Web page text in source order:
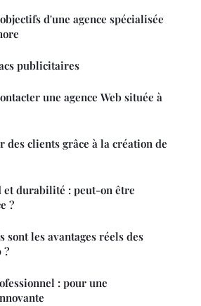
d'une agence spécialisée
publicitaires
une agence Web située à
des clients grâce à la création de
et durabilité : peut-on être
?
sont les avantages réels des
?
: pour une